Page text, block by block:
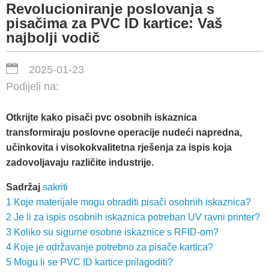
Revolucioniranje poslovanja s
pisačima za PVC ID kartice: Vaš
najbolji vodič
2025-01-23
Podijeli na:
Otkrijte kako pisači pvc osobnih iskaznica
transformiraju poslovne operacije nudeći napredna,
učinkovita i visokokvalitetna rješenja za ispis koja
zadovoljavaju različite industrije.
Sadržaj sakriti
1 Koje materijale mogu obraditi pisači osobnih iskaznica?
2 Je li za ispis osobnih iskaznica potreban UV ravni printer?
3 Koliko su sigurne osobne iskaznice s RFID-om?
4 Koje je održavanje potrebno za pisače kartica?
5 Mogu li se PVC ID kartice prilagoditi?